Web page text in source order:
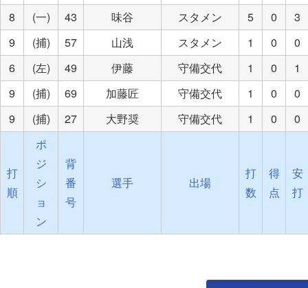
8
(一) 43 味谷 スタメン 5 0
3
9
(捕) 57 山浅 スタメン 1 0
0
6
(左) 49 伊藤 守備交代 1 0
1
9
(捕) 69 加藤匠 守備交代 1 0
0
9
(捕) 27 大野奨 守備交代 1 0 0
打
順
ポ
ジ
シ
ョ
ン
背
番
号
選手 出場
打
数
得
点
安
打